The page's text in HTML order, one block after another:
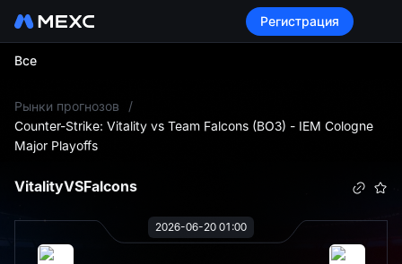
Регистрация
Все
Рынки прогнозов
/
Counter-Strike: Vitality vs Team Falcons (BO3) - IEM Cologne
Major Playoffs
VitalityVSFalcons
2026-06-20 01:00